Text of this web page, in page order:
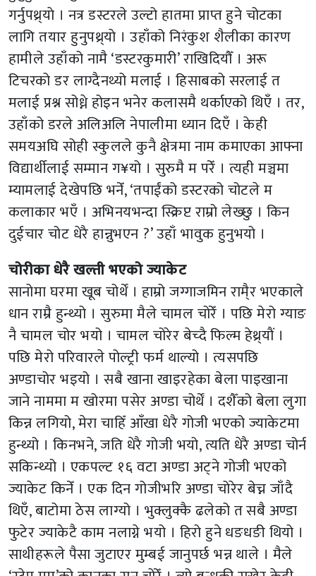
गर्नुपथ्र्याे । नत्र डस्टरले उल्टो हातमा प्राप्त हुने चोटका
लागि तयार हुनुपथ्र्याे । उहाँको निरंकुश शैलीका कारण
हामीले उहाँको नामै ‘डस्टरकुमारी’ राखिदियौँ । अरू
टिचरको डर लाग्दैनथ्यो मलाई । हिसाबको सरलाई त
मलाई प्रश्न सोध्ने होइन भनेर कलासमै थर्काएको थिएँ । तर,
उहाँको डरले अलिअलि नेपालीमा ध्यान दिएँ । केही
समयअघि सोही स्कुलले कुनै क्षेत्रमा नाम कमाएका आफ्ना
विद्यार्थीलाई सम्मान ग¥यो । सुरुमै म परेँ । त्यही मञ्चमा
म्यामलाई देखेपछि भनेँ, ‘तपाईंको डस्टरको चोटले म
कलाकार भएँ । अभिनयभन्दा स्क्रिप्ट राम्रो लेख्छु । किन
दुईचार चोट धेरै हान्नुभएन ?’ उहाँ भावुक हुनुभयो ।
चोरीका धेरै खल्ती भएको ज्याकेट
सानोमा घरमा खूब चोर्थें । हाम्रो जग्गाजमिन रामै्र भएकाले
धान राम्रै हुन्थ्यो । सुरुमा मैले चामल चोरेँ । पछि मेरो ग्याङ
नै चामल चोर भयो । चामल चोरेर बेच्दै फिल्म हेथ्र्याैं ।
पछि मेरो परिवारले पोल्ट्री फर्म थाल्यो । त्यसपछि
अण्डाचोर भइयो । सबै खाना खाइरहेका बेला पाइखाना
जाने नाममा म खोरमा पसेर अण्डा चोर्थें । दशैँको बेला लुगा
किन्न लगियो, मेरा चाहिँ आँखा धेरै गोजी भएको ज्याकेटमा
हुन्थ्यो । किनभने, जति धेरै गोजी भयो, त्यति धेरै अण्डा चोर्न
सकिन्थ्यो । एकपल्ट १६ वटा अण्डा अट्ने गोजी भएको
ज्याकेट किनेँ । एक दिन गोजीभरि अण्डा चोरेर बेच्न जाँदै
थिएँ, बाटोमा ठेस लाग्यो । भुक्लुक्कै ढलेको त सबै अण्डा
फुटेर ज्याकेटै काम नलाग्ने भयो । हिरो हुने धङधङी थियो ।
साथीहरूले पैसा जुटाएर मुम्बई जानुपर्छ भन्न थाले । मैले